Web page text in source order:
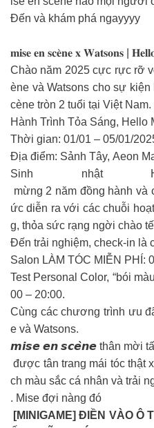
Đến và khám phá ngayyyy
𝐦𝐢𝐬𝐞 𝐞𝐧 𝐬𝐜𝐞̀𝐧𝐞 𝐱 𝐖𝐚𝐭𝐬𝐨𝐧𝐬 |
Chào năm 2025 cực rực rỡ
ène và Watsons cho sự
cène tròn 2 tuổi tại Việt Nam.
Hành Trình Tỏa Sáng, Hello
Thời gian: 01/01 – 05/01/
Địa điểm: Sảnh Tây, Aeon
Sinh nhật
mừng 2 năm đồng hành và
ức diễn ra với các chuỗi
g, thỏa sức rạng ngời chào
Đến trải nghiệm, check-in là
Salon LÀM TÓC MIỄN PHÍ:
Test Personal Color, “bói
00 – 20:00.
Cùng các chương trình ưu
e và Watsons.
𝙢𝙞𝙨𝙚 𝙚𝙣 𝙨𝙘𝙚̀𝙣𝙚 thân mời
được tân trang mái tóc thật
ch màu sắc cá nhân và trải
. Mise đợi nàng đó
[MINIGAME] ĐIỀN VÀO Ô